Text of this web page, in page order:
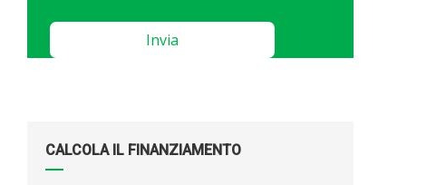
Please
this
CALCOLA IL FINANZIAMENTO